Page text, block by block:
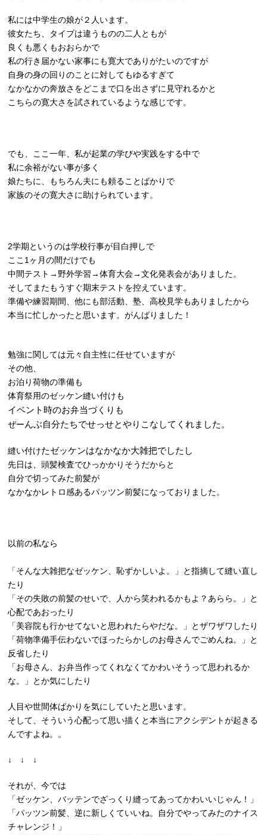
私には中学生の娘が２人います。
彼女たち、タイプは違うものの二人ともが
良くも悪くもおおらかで
私の行き届かない家事にも寛大でありがたいのですが
自身の身の回りのことに対してもゆるすぎて
なかなかの奔放さをどこまで口を出さずに見守れるかと
こちらの寛大さを試されているような感じです。
でも、ここ一年、私が起業の学びや実践をする中で
私に余裕がない事が多く
娘たちに、もちろん夫にも頼ることばかりで
家族のその寛大さに助けられています。
2学期というのは学校行事が目白押しで
ここ1ヶ月の間だけでも
中間テスト→野外学習→体育大会→文化発表会がありました。
そしてまたもうすぐ期末テストを控えています。
準備や練習期間、他にも部活動、塾、高校見学もありましたから
本当に忙しかったと思います。がんばりました！
勉強に関しては元々自主性に任せていますが
その他、
お泊り荷物の準備も
体育祭用のゼッケン縫い付けも
イベント時のお弁当づくりも
ぜーんぶ自分たちでせっせとやりこなしてくれました。
縫い付けたゼッケンはなかなか大雑把でしたし
先日は、頭髪検査でひっかかりそうだからと
自分で切ってみた前髪が
なかなかレトロ感あるパッツン前髪になっておりました。
以前の私なら
「そんな大雑把なゼッケン、恥ずかしいよ。」と指摘して縫い直し
たり
「その失敗の前髪のせいで、人から笑われるかもよ？あらら。」と
心配であおったり
「美容院も行かせてないと思われたらやだな。」とザワザワしたり
「荷物準備手伝わないでほったらかしのお母さんでごめんね。」と
反省したり
「お母さん、お弁当作ってくれなくてかわいそうって思われるか
な。」とか気にしたり
人目や世間体ばかりを気にしていたと思います。
そして、そういう心配って思い描くと本当にアクシデントが起きる
んですよね。。
↓ ↓ ↓
それが、今では
「ゼッケン、バッテンでざっくり縫ってあってかわいいじゃん！」
「パッツン前髪、逆に新しくていいね。自分でやってみたのナイス
チャレンジ！」